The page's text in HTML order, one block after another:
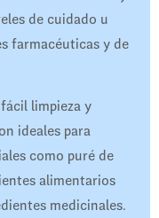
de cuidado u
farmacéuticas y de
limpieza y
ideales para
como puré de
alimentarios
medicinales.